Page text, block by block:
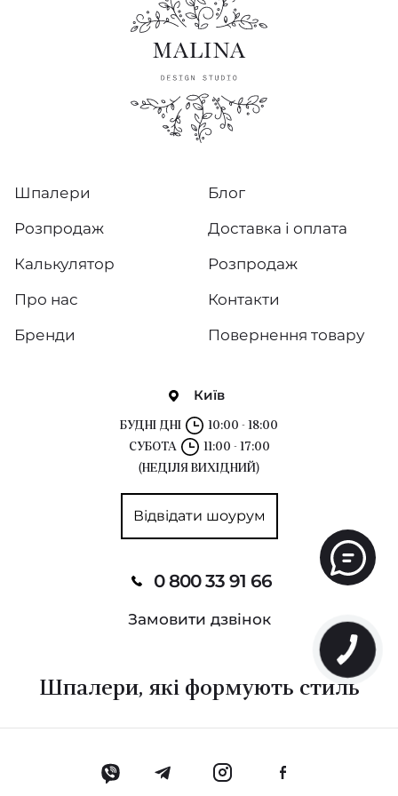
Київ
БУДНІ ДНІ
10:00 - 18:00
СУБОТА
11:00 - 17:00
(НЕДІЛЯ ВИХІДНИЙ)
Відвідати шоурум
0 800 33 91 66
Замовити дзвінок
Шпалери
Розпродаж
Калькулятор
Про нас
Бренди
Блог
Доставка і оплата
Розпродаж
Контакти
Повернення товару
Шпалери, які формують стиль